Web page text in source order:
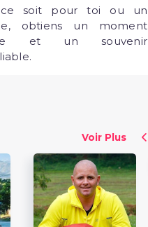
soit pour toi ou un
obtiens un moment
et un souvenir
Voir Plus